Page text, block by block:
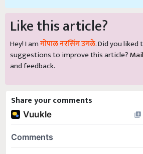
Like this article?
Hey! I amगोपाल नरसिंग उगले. Did you
suggestions to improve this article?Mail
and feedback.
Share your comments